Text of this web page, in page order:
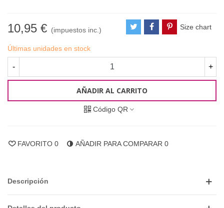
10,95 € (impuestos inc.) Size chart
Últimas unidades en stock
- +
AÑADIR AL CARRITO
Código QR
FAVORITO 0 AÑADIR PARA COMPARAR 0
Descripción